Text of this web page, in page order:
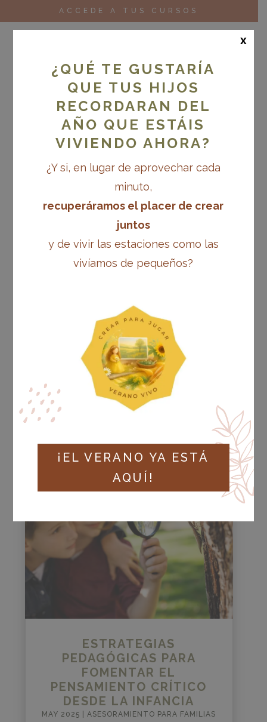
ACCEDE A TUS CURSOS
TRANSFORMACIÓN
PEDAGÓGICA: EL CAMBIO
NECESARIO PARA UNA
EDUCACIÓN CON SENTIDO
JUN 2025 TRANSFORMACIÓN EDUCATIVA
LEER MÁS
ESTRATEGIAS
PEDAGÓGICAS PARA
FOMENTAR EL
PENSAMIENTO CRÍTICO
DESDE LA INFANCIA
MAY 2025 |ASESORAMIENTO PARA FAMILIAS
¿QUÉ TE GUSTARÍA
QUE TUS HIJOS
RECORDARAN DEL
AÑO QUE ESTÁIS
VIVIENDO AHORA?
¿Y si, en lugar de aprovechar cada
minuto,
recuperáramos el placer de crear
juntos
y de vivir las estaciones como las
vivíamos de pequeños?
¡EL VERANO YA ESTÁ
AQUÍ!
x